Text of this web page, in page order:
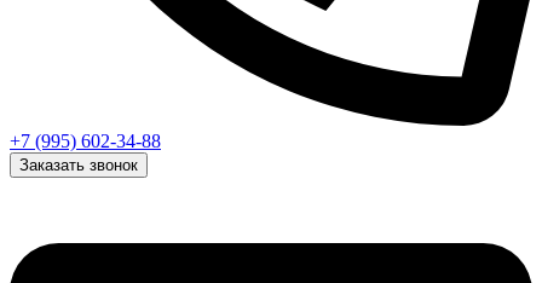
+7 (995) 602-34-88
Заказать звонок